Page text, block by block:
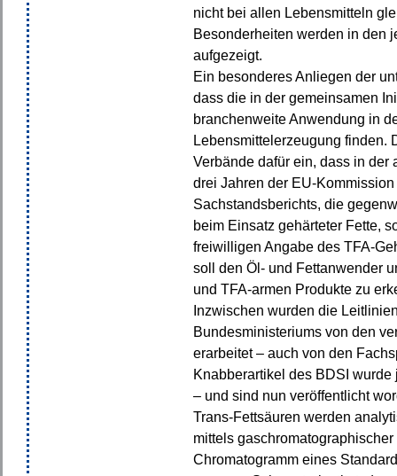
nicht bei allen Lebensmitteln
Besonderheiten werden in den
aufgezeigt.
Ein besonderes Anliegen der
dass die in der gemeinsamen
branchenweite Anwendung in
Lebensmittelerzeugung finden.
Verbände dafür ein, dass in
drei Jahren der EU-
Sachstandsberichts, die
beim Einsatz gehärteter Fette,
freiwilligen Angabe des TFA-
soll den Öl- und Fettanwender
und TFA-armen Produkte zu
Inzwischen wurden die
Bundesministeriums von den
erarbeitet – auch von den
Knabberartikel des BDSI
– und sind nun veröffentlicht
Trans-Fettsäuren werden
mittels
Chromatogramm eines